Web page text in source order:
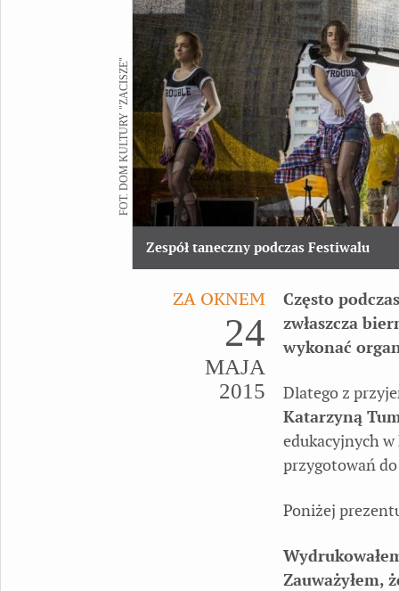
Zespół taneczny podczas Festiwalu
FOT. DOM KULTURY "ZACISZE"
ZA OKNEM
24
MAJA
2015
Często
zwłaszcza
wykonać
Dlatego z
Katarzyną
edukacyjnych
przygotowań
Poniżej
Zauważyłem,